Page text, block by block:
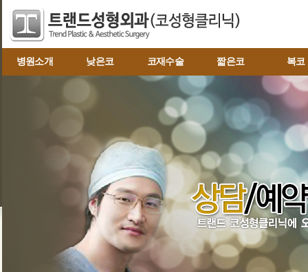
병원소개 낮은코 코재수술 짧은코 복코